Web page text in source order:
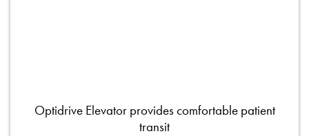
Optidrive Elevator provides comfortable patient
transit